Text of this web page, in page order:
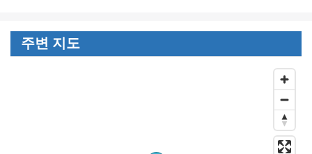
주변 지도